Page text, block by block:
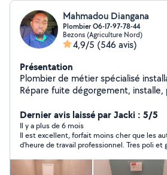
Mahmadou Diangana
Plombier O6-I7-97-78-44
Bezons (Agriculture Nord)
4,9/5 (546 avis)
Présentation
Plombier de métier spécialisé
Répare fuite dégorgement, installe,
soudure au chalumeau etc. Dispo.
rép pas aux msg privés cest que vs
rayon ds ce cas appelez moi
chose: C'EST LE PAS CHER QUI
Dernier avis laissé par Jacki : 5/5
Il y a plus de 6 mois
Il est excellent, forfait moins cher que les
d’heure de travail professionnel. Tres poli et